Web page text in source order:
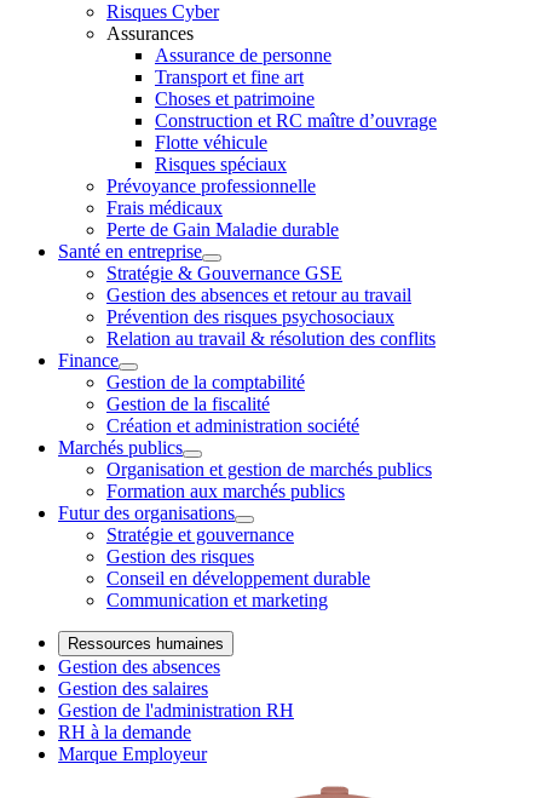
Risques Cyber
Assurances
Assurance de personne
Transport et fine art
Choses et patrimoine
Construction et RC maître d’ouvrage
Flotte véhicule
Risques spéciaux
Prévoyance professionnelle
Frais médicaux
Perte de Gain Maladie durable
Santé en entreprise
Stratégie & Gouvernance GSE
Gestion des absences et retour au travail
Prévention des risques psychosociaux
Relation au travail & résolution des conflits
Finance
Gestion de la comptabilité
Gestion de la fiscalité
Création et administration société
Marchés publics
Organisation et gestion de marchés publics
Formation aux marchés publics
Futur des organisations
Stratégie et gouvernance
Gestion des risques
Conseil en développement durable
Communication et marketing
Ressources humaines
Gestion des absences
Gestion des salaires
Gestion de l'administration RH
RH à la demande
Marque Employeur